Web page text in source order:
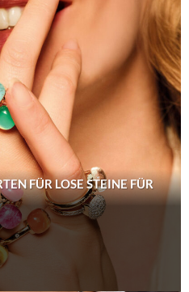
FÜR LOSE STEINE FÜR